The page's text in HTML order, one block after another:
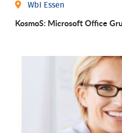
WbI Essen
KosmoS: Microsoft Office